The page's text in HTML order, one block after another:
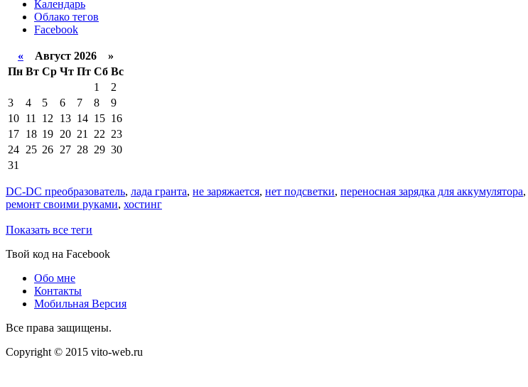
Календарь
Облако тегов
Facebook
« Август 2026 »
Пн Вт Ср Чт Пт Сб Вс
1
2
3
4 5 6 7 8
9
10 11 12 13 14 15 16
17 18 19 20 21 22 23
24 25 26 27 28 29 30
31
DC-DC преобразователь, лада гранта, не заряжается, нет подсветки, переносная зарядка для аккумулятора,
ремонт своими руками, хостинг
Показать все теги
Твой код на Facebook
Обо мне
Контакты
Мобильная Версия
Все права защищены.
Copyright © 2015 vito-web.ru